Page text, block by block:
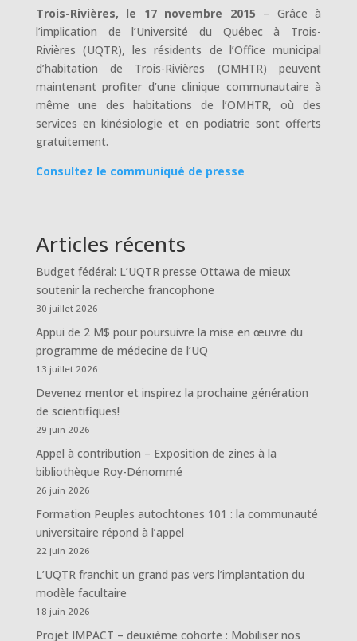
Trois-Rivières, le 17 novembre 2015 – Grâce à
l’implication de l’Université du Québec à Trois-
Rivières (UQTR), les résidents de l’Office municipal
d’habitation de Trois-Rivières (OMHTR) peuvent
maintenant profiter d’une clinique communautaire à
même une des habitations de l’OMHTR, où des
services en kinésiologie et en podiatrie sont offerts
gratuitement.
Consultez le communiqué de presse
Articles récents
Budget fédéral: L’UQTR presse Ottawa de mieux
soutenir la recherche francophone
30 juillet 2026
Appui de 2 M$ pour poursuivre la mise en œuvre du
programme de médecine de l’UQ
13 juillet 2026
Devenez mentor et inspirez la prochaine génération
de scientifiques!
29 juin 2026
Appel à contribution – Exposition de zines à la
bibliothèque Roy-Dénommé
26 juin 2026
Formation Peuples autochtones 101 : la communauté
universitaire répond à l’appel
22 juin 2026
L’UQTR franchit un grand pas vers l’implantation du
modèle facultaire
18 juin 2026
Projet IMPACT – deuxième cohorte : Mobiliser nos